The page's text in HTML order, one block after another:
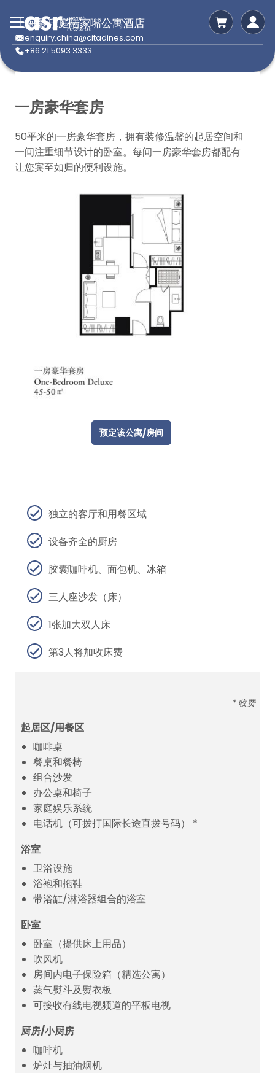
上海馨乐庭陆家嘴公寓酒店
enquiry.china@citadines.com
+86 21 5093 3333
一房豪华套房
50平米的一房豪华套房，拥有装修温馨的起居空间和
一间注重细节设计的卧室。每间一房豪华套房都配有
让您宾至如归的便利设施。
预定该公寓/房间
独立的客厅和用餐区域
设备齐全的厨房
胶囊咖啡机、面包机、冰箱
三人座沙发（床）
1张加大双人床
第3人将加收床费
* 收费
起居区/用餐区
咖啡桌
餐桌和餐椅
组合沙发
办公桌和椅子
家庭娱乐系统
电话机（可拨打国际长途直拨号码） *
浴室
卫浴设施
浴袍和拖鞋
带浴缸/淋浴器组合的浴室
卧室
卧室（提供床上用品）
吹风机
房间内电子保险箱（精选公寓）
蒸气熨斗及熨衣板
可接收有线电视频道的平板电视
厨房/小厨房
咖啡机
炉灶与抽油烟机